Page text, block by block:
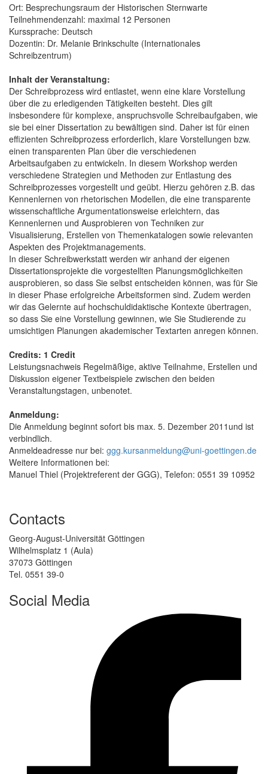
Ort: Besprechungsraum der Historischen Sternwarte
Teilnehmendenzahl: maximal 12 Personen
Kurssprache: Deutsch
Dozentin: Dr. Melanie Brinkschulte (Internationales
Schreibzentrum)
Inhalt der Veranstaltung:
Der Schreibprozess wird entlastet, wenn eine klare Vorstellung
über die zu erledigenden Tätigkeiten besteht. Dies gilt
insbesondere für komplexe, anspruchsvolle Schreibaufgaben, wie
sie bei einer Dissertation zu bewältigen sind. Daher ist für einen
effizienten Schreibprozess erforderlich, klare Vorstellungen bzw.
einen transparenten Plan über die verschiedenen
Arbeitsaufgaben zu entwickeln. In diesem Workshop werden
verschiedene Strategien und Methoden zur Entlastung des
Schreibprozesses vorgestellt und geübt. Hierzu gehören z.B. das
Kennenlernen von rhetorischen Modellen, die eine transparente
wissenschaftliche Argumentationsweise erleichtern, das
Kennenlernen und Ausprobieren von Techniken zur
Visualisierung, Erstellen von Themenkatalogen sowie relevanten
Aspekten des Projektmanagements.
In dieser Schreibwerkstatt werden wir anhand der eigenen
Dissertationsprojekte die vorgestellten Planungsmöglichkeiten
ausprobieren, so dass Sie selbst entscheiden können, was für Sie
in dieser Phase erfolgreiche Arbeitsformen sind. Zudem werden
wir das Gelernte auf hochschuldidaktische Kontexte übertragen,
so dass Sie eine Vorstellung gewinnen, wie Sie Studierende zu
umsichtigen Planungen akademischer Textarten anregen können.
Credits: 1 Credit
Leistungsnachweis Regelmäßige, aktive Teilnahme, Erstellen und
Diskussion eigener Textbeispiele zwischen den beiden
Veranstaltungstagen, unbenotet.
Anmeldung:
Die Anmeldung beginnt sofort bis max. 5. Dezember 2011und ist
verbindlich.
Anmeldeadresse nur bei: ggg.kursanmeldung@uni-goettingen.de
Weitere Informationen bei:
Manuel Thiel (Projektreferent der GGG), Telefon: 0551 39 10952
Contacts
Georg-August-Universität Göttingen
Wilhelmsplatz 1 (Aula)
37073 Göttingen
Tel. 0551 39-0
Social Media